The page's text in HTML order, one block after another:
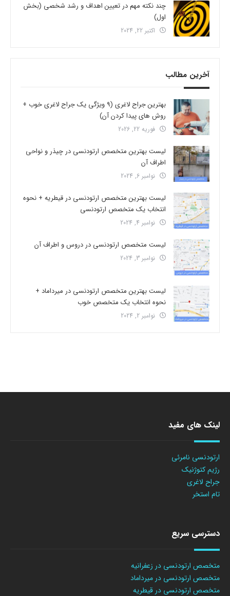
چند نکته مهم در تعیین اهداف و رشد شخصی (بخش
اول)
اکتبر 22, 2024
آخرین مطالب
بهترین جراح لاغری (9 ویژگی یک جراح لاغری خوب +
روش های پیدا کردن آن)
فوریه 22, 2026
لیست بهترین متخصص ارتودنسی در چیذر و نواحی
اطراف آن
نوامبر 6, 2024
لیست بهترین متخصص ارتودنسی در قیطریه + نحوه
انتخاب یک متخصص ارتودنسی
نوامبر 4, 2024
لیست متخصص ارتودنسی در دروس و اطراف آن
نوامبر 3, 2024
لیست بهترین متخصص ارتودنسی در میرداماد +
نحوه انتخاب یک متخصص خوب
نوامبر 2, 2024
لینک های مفید
ارتودنسی نامرئی
رژیم کتوژنیک
جراح لاغری
تام استخر
دسترسی سریع
متخصص ارتودنسی در زعفرانیه
متخصص ارتودنسی در میرداماد
متخصص ارتودنسی در قیطریه